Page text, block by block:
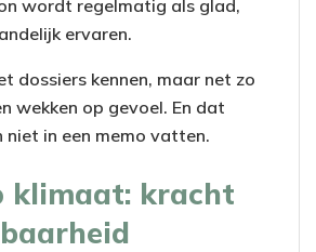
wordt regelmatig als glad,
ervaren.
dossiers kennen, maar net zo
wekken op gevoel. En dat
in een memo vatten.
klimaat: kracht